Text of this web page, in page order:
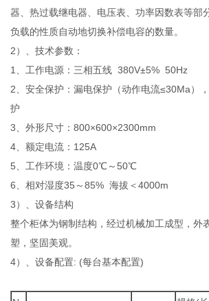
器、热过载继电器、电压表、功率因数表等部
负载的性质自动地切换补偿电容的数量。
2）、技术参数：
1、工作电源：三相五线 380V±5% 50Hz
2、安全保护：漏电保护（动作电流≤30Ma）
护
3、外形尺寸：800×600×2300mm
4、额定电流：125A
5、工作环境：温度0℃～50℃
6、相对湿度35～85% 海拔＜4000m
3）、设备结构
整个柜体为钢制结构，经过机械加工成型，外
塑，坚固美观。
4）、设备配置: (每台基本配置)